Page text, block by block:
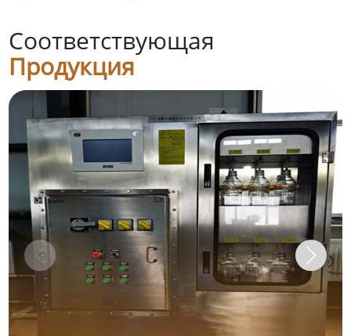
Соответствующая
Продукция